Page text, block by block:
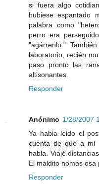
si fuera algo
hubiese espantado
palabra como
perro era
"agárrenlo."
laboratorio, recién
paso pronto las
altisonantes.
Responder
Anónimo 1/28/2007
Ya habia leido el
cuenta de que a mí
habla. Viajé
El maldito nomás osa
Responder